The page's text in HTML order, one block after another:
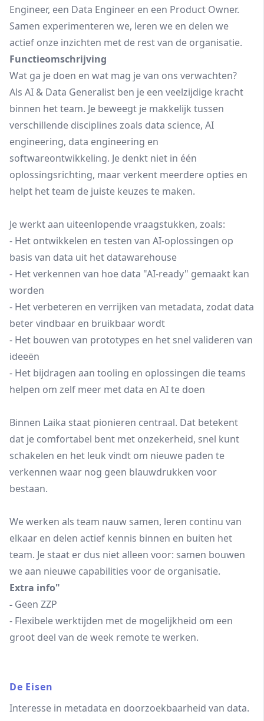
Engineer, een Data Engineer en een Product Owner.
Samen experimenteren we, leren we en delen we
actief onze inzichten met de rest van de organisatie.
Functieomschrijving
Wat ga je doen en wat mag je van ons verwachten?
Als AI & Data Generalist ben je een veelzijdige kracht
binnen het team. Je beweegt je makkelijk tussen
verschillende disciplines zoals data science, AI
engineering, data engineering en
softwareontwikkeling. Je denkt niet in één
oplossingsrichting, maar verkent meerdere opties en
helpt het team de juiste keuzes te maken.
Je werkt aan uiteenlopende vraagstukken, zoals:
- Het ontwikkelen en testen van AI-oplossingen op
basis van data uit het datawarehouse
- Het verkennen van hoe data "AI-ready" gemaakt kan
worden
- Het verbeteren en verrijken van metadata, zodat data
beter vindbaar en bruikbaar wordt
- Het bouwen van prototypes en het snel valideren van
ideeën
- Het bijdragen aan tooling en oplossingen die teams
helpen om zelf meer met data en AI te doen
Binnen Laika staat pionieren centraal. Dat betekent
dat je comfortabel bent met onzekerheid, snel kunt
schakelen en het leuk vindt om nieuwe paden te
verkennen waar nog geen blauwdrukken voor
bestaan.
We werken als team nauw samen, leren continu van
elkaar en delen actief kennis binnen en buiten het
team. Je staat er dus niet alleen voor: samen bouwen
we aan nieuwe capabilities voor de organisatie.
Extra info"
- Geen ZZP
- Flexibele werktijden met de mogelijkheid om een
groot deel van de week remote te werken.
De Eisen
Interesse in metadata en doorzoekbaarheid van data.